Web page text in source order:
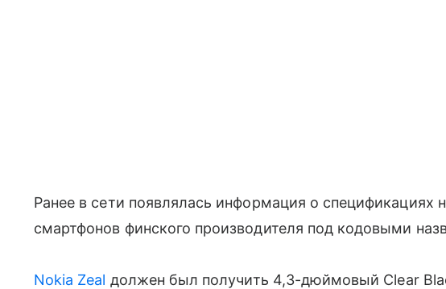
Ранее в сети появлялась информация о спецификациях
смартфонов финского производителя под кодовыми
Nokia Zeal должен был получить 4,3-дюймовый Clear